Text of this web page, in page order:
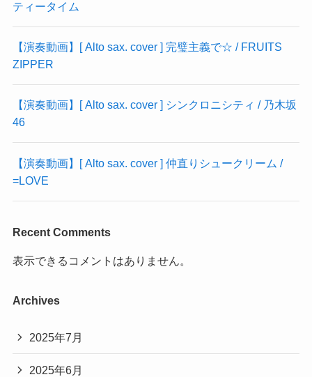
ティータイム
【演奏動画】[ Alto sax. cover ] 完璧主義で☆ / FRUITS
ZIPPER
【演奏動画】[ Alto sax. cover ] シンクロニシティ / 乃木坂
46
【演奏動画】[ Alto sax. cover ] 仲直りシュークリーム /
=LOVE
Recent Comments
表示できるコメントはありません。
Archives
2025年7月
2025年6月